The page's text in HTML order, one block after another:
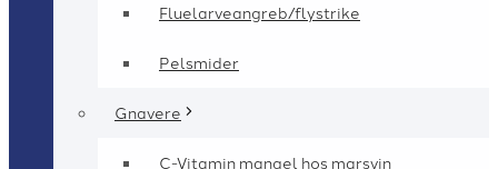
Fluelarveangreb/flystrike
Pelsmider
Gnavere
C-Vitamin mangel hos marsvin